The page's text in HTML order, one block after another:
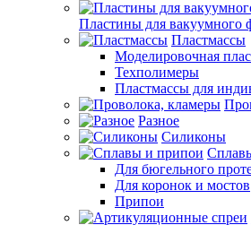
Пластины для вакуумного
Пластмассы
Моделировочная
Техполимеры
Пластмассы для
Разное
Силиконы
Для бюгельного
Для коронок и мостов
Припои